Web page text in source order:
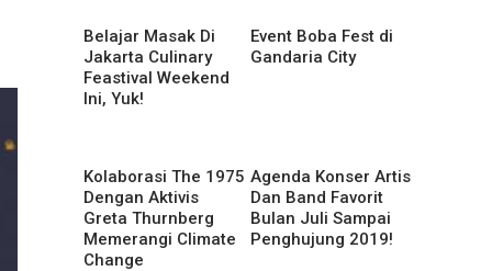
Belajar Masak Di
Jakarta Culinary
Feastival Weekend
Ini, Yuk!
Event Boba Fest di
Gandaria City
Kolaborasi The 1975
Dengan Aktivis
Greta Thurnberg
Memerangi Climate
Change
Agenda Konser Artis
Dan Band Favorit
Bulan Juli Sampai
Penghujung 2019!